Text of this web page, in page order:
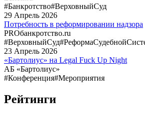
#Банкротство#ВерховныйСуд
29 Апрель 2026
Потребность в реформировании надзора
PROбанкротство.ru
#ВерховныйСуд
23 Апрель 2026
«Бартолиус» на Legal Fuck Up Night
АБ «Бартолиус»
#Конференция#Мероприятия
Рейтинги